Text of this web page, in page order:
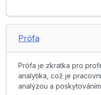
Prófa
Prófa je zkratka pro
analytika, což je
analýzou a